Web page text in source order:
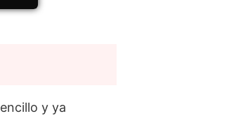
y ya